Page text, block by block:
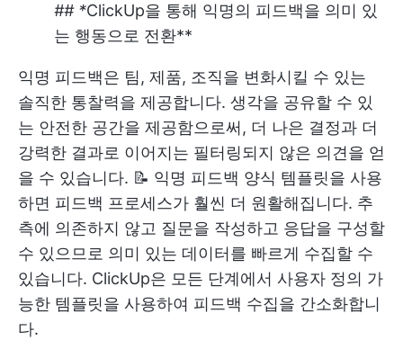
## *ClickUp을 통해 익명의 피드백을 의미 있
는 행동으로 전환**
익명 피드백은 팀, 제품, 조직을 변화시킬 수 있는
솔직한 통찰력을 제공합니다. 생각을 공유할 수 있
는 안전한 공간을 제공함으로써, 더 나은 결정과 더
강력한 결과로 이어지는 필터링되지 않은 의견을 얻
을 수 있습니다. 📝 익명 피드백 양식 템플릿을 사용
하면 피드백 프로세스가 훨씬 더 원활해집니다. 추
측에 의존하지 않고 질문을 작성하고 응답을 구성할
수 있으므로 의미 있는 데이터를 빠르게 수집할 수
있습니다. ClickUp은 모든 단계에서 사용자 정의 가
능한 템플릿을 사용하여 피드백 수집을 간소화합니
다.